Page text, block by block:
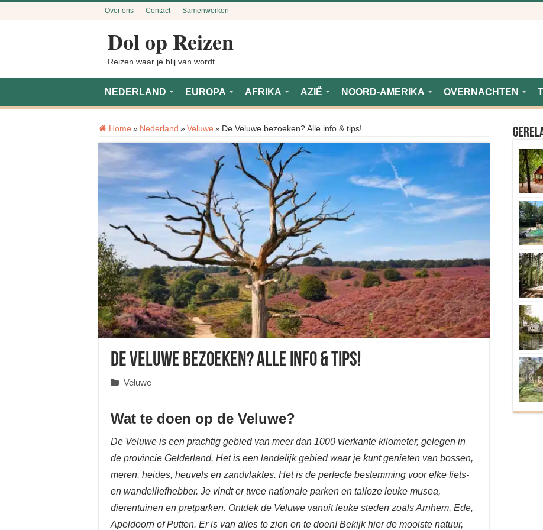
Over ons Contact Samenwerken
Dol op Reizen
Reizen waar je blij van wordt
NEDERLAND EUROPA AFRIKA AZIË NOORD-AMERIKA OVERNACHTEN
Home » Nederland »Veluwe » De Veluwe bezoeken? Alle info & tips!
De Veluwe bezoeken? Alle info & tips!
Veluwe
Wat te doen op de Veluwe?
De Veluwe is een prachtig gebied van meer dan 1000 vierkante kilometer, gelegen in
de provincie Gelderland. Het is een landelijk gebied waar je kunt genieten van bossen,
meren, heides, heuvels en zandvlaktes. Het is de perfecte bestemming voor elke fiets-
en wandelliefhebber. Je vindt er twee nationale parken en talloze leuke musea,
dierentuinen en pretparken. Ontdek de Veluwe vanuit leuke steden zoals Arnhem, Ede,
Apeldoorn of Putten. Er is van alles te zien en te doen! Bekijk hier de mooiste natuur,